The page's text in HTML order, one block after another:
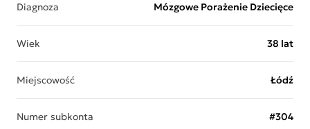
Diagnoza Mózgowe Porażenie Dziecięce
Wiek 38 lat
Miejscowość Łódź
Numer subkonta #304